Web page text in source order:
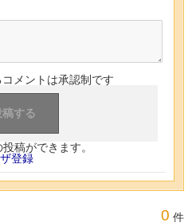
メントは承認制です
稿ができます。
登録
0 件